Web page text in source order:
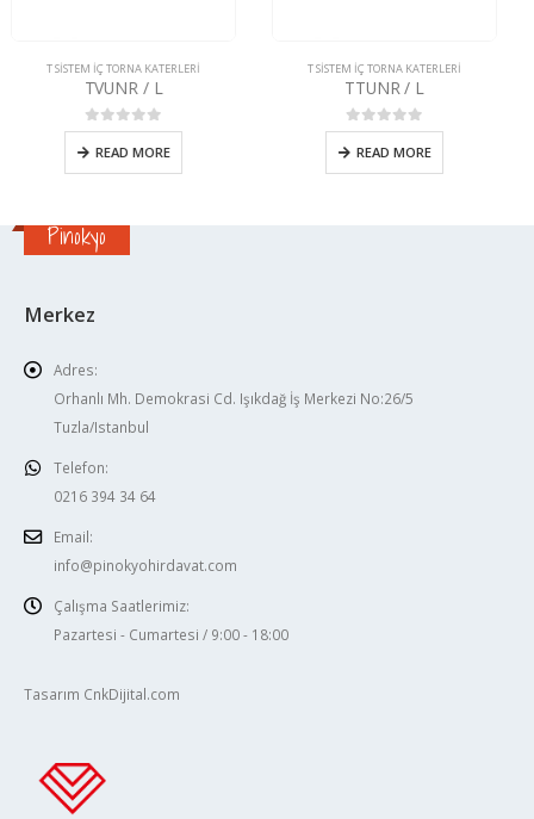
T SİSTEM İÇ TORNA KATERLERİ
TTUNR / L
05 üzerinden
READ MORE
T SİSTEM İÇ TORNA KATERLERİ
TSKNR / L
05 üzerinden
READ MORE
Pinokyo
Merkez
Adres:
Orhanlı Mh. Demokrasi Cd. Işıkdağ İş Merkezi No:26/5
Tuzla/Istanbul
Telefon:
0216 394 34 64
Email:
info@pinokyohirdavat.com
Çalışma Saatlerimiz:
Pazartesi - Cumartesi / 9:00 - 18:00
Tasarım CnkDijital.com